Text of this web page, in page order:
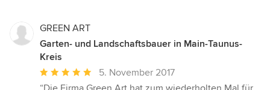
GREEN ART
Garten- und Landschaftsbauer in Main-Taunus-
Kreis
Durchschnittliche
Bewertung:
5. November 2017